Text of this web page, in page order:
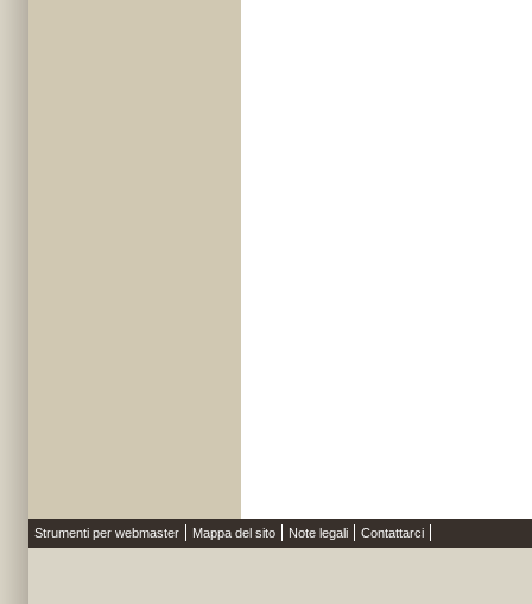
Strumenti per webmaster Mappa del sito Note legali Contattarci